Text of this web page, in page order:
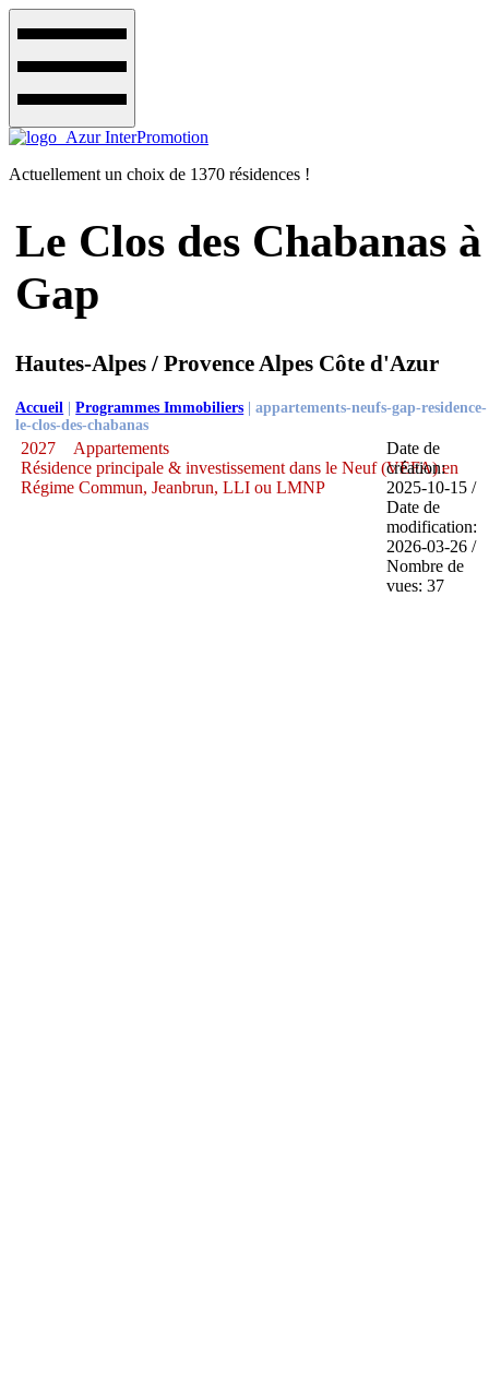
Actuellement un choix de 1370 résidences !
Le Clos des Chabanas à
Gap
Hautes-Alpes / Provence Alpes Côte d'Azur
Accueil |Programmes Immobiliers |appartements-neufs-gap-residence-
le-clos-des-chabanas
2027
Appartements
Résidence principale & investissement dans le Neuf (VEFA) en
Régime Commun, Jeanbrun, LLI ou LMNP
Date de
création:
2025-10-15 /
Date de
modification:
2026-03-26 /
Nombre de
vues: 37